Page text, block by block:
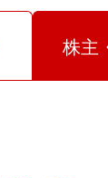
株主